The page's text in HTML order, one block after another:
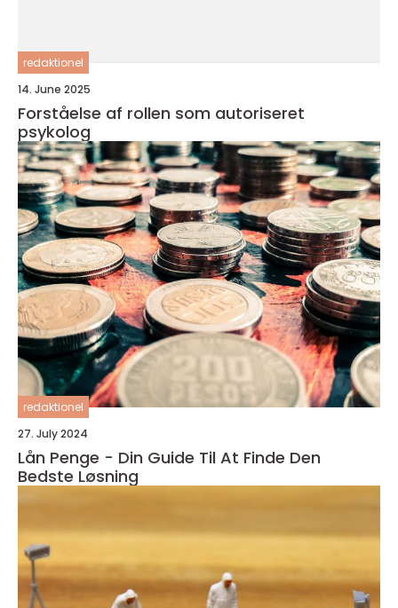
redaktionel
14. June 2025
Forståelse af rollen som autoriseret
psykolog
redaktionel
27. July 2024
Lån Penge - Din Guide Til At Finde Den
Bedste Løsning